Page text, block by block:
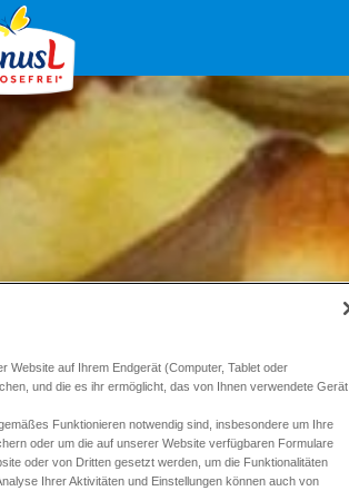
Website auf Ihrem Endgerät (Computer, Tablet oder
und die es ihr ermöglicht, das von Ihnen verwendete Gerät
Funktionieren notwendig sind, insbesondere um Ihre
oder um die auf unserer Website verfügbaren Formulare
oder von Dritten gesetzt werden, um die Funktionalitäten
Ihrer Aktivitäten und Einstellungen können auch von